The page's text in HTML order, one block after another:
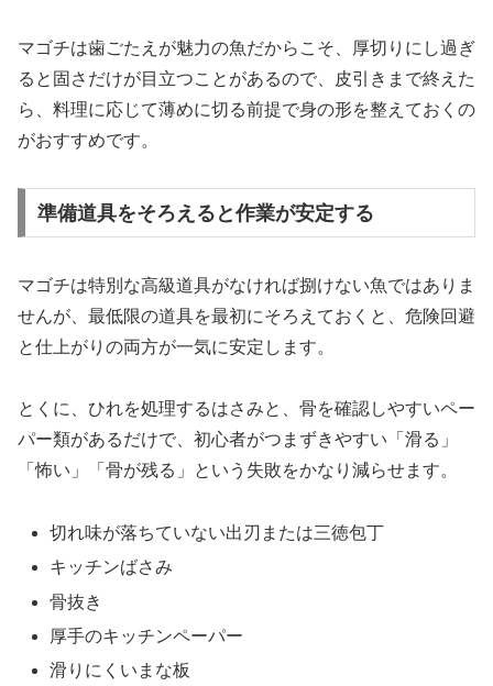
マゴチは歯ごたえが魅力の魚だからこそ、厚切りにし過ぎ
ると固さだけが目立つことがあるので、皮引きまで終えた
ら、料理に応じて薄めに切る前提で身の形を整えておくの
がおすすめです。
準備道具をそろえると作業が安定する
マゴチは特別な高級道具がなければ捌けない魚ではありま
せんが、最低限の道具を最初にそろえておくと、危険回避
と仕上がりの両方が一気に安定します。
とくに、ひれを処理するはさみと、骨を確認しやすいペー
パー類があるだけで、初心者がつまずきやすい「滑る」
「怖い」「骨が残る」という失敗をかなり減らせます。
切れ味が落ちていない出刃または三徳包丁
キッチンばさみ
骨抜き
厚手のキッチンペーパー
滑りにくいまな板